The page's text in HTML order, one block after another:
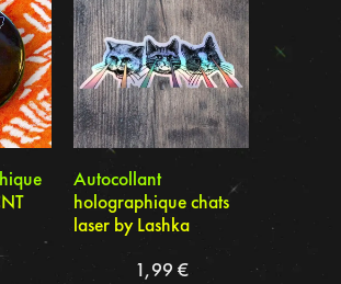
Autocollant
holographique chats
laser by Lashka
1,99 €